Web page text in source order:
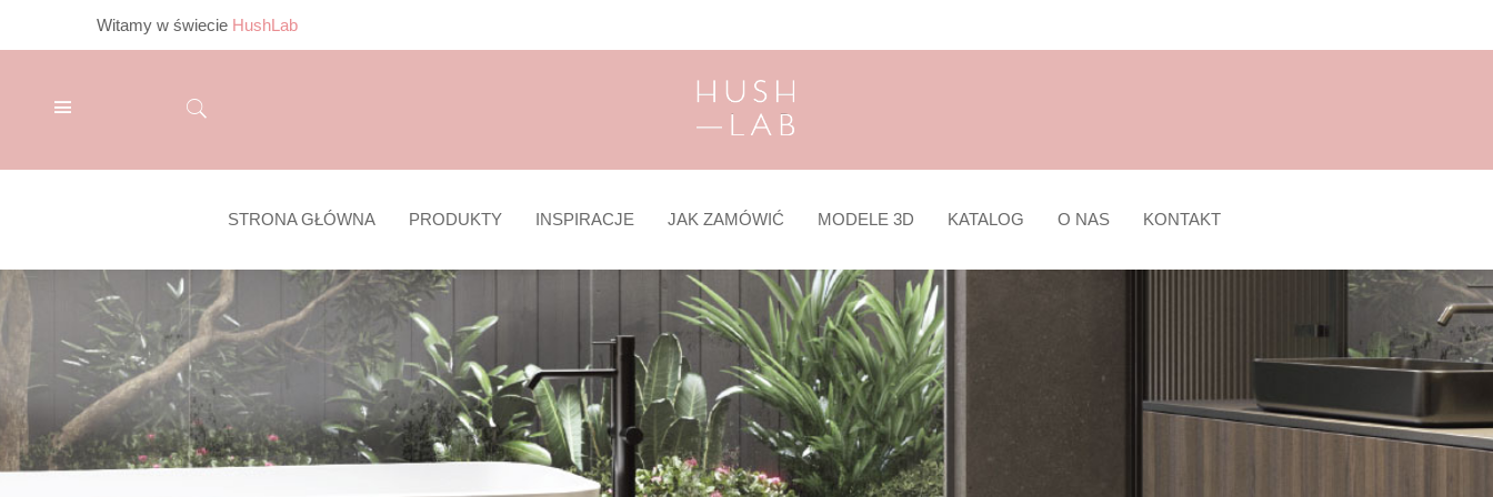
Witamy w świecie HushLab
STRONA GŁÓWNA PRODUKTY INSPIRACJE JAK ZAMÓWIĆ MODELE 3D KATALOG O NAS KONTAKT